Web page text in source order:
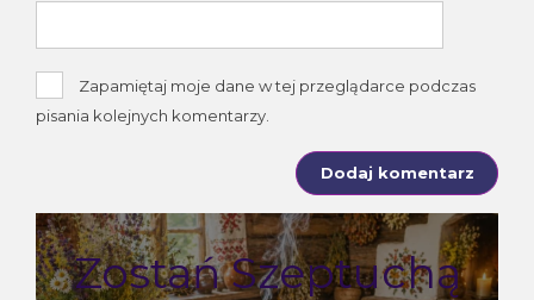
Zapamiętaj moje dane w tej przeglądarce podczas
pisania kolejnych komentarzy.
Zostań Szeptuchą